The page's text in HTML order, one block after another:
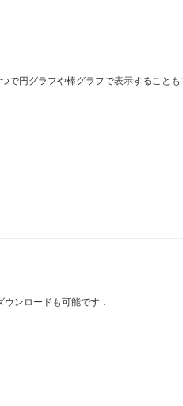
で円グラフや棒グラフで表示することも
ンロードも可能です．